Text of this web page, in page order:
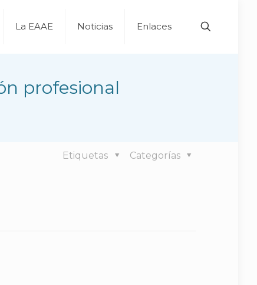
La EAAE Noticias Enlaces
profesional
Categorías
Etiquetas